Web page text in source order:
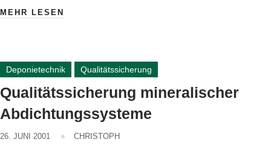
MEHR LESEN
Deponietechnik Qualitätssicherung
Qualitätssicherung mineralischer
Abdichtungssysteme
26. JUNI 2001 CHRISTOPH